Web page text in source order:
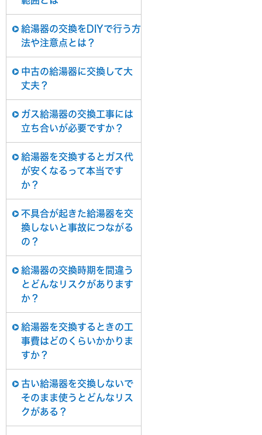
給湯器の交換をDIYで行う方
法や注意点とは？
中古の給湯器に交換して大
丈夫？
ガス給湯器の交換工事には
立ち合いが必要ですか？
給湯器を交換するとガス代
が安くなるって本当です
か？
不具合が起きた給湯器を交
換しないと事故につながる
の？
給湯器の交換時期を間違う
とどんなリスクがあります
か？
給湯器を交換するときの工
事費はどのくらいかかりま
すか？
古い給湯器を交換しないで
そのまま使うとどんなリス
クがある？